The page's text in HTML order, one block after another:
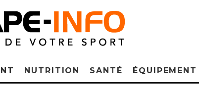
NUTRITION SANTÉ ÉQUIPEMENT